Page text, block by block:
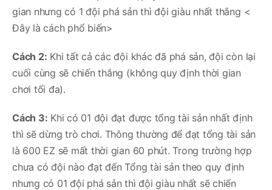
gian nhưng có 1 đội phá sản thì đội giàu nhất thắng <
Đây là cách phổ biến>
Cách 2: Khi tất cả các đội khác đã phá sản, đội còn lại
cuối cùng sẽ chiến thắng (không quy định thời gian
chơi tối đa).
Cách 3: Khi có 01 đội đạt được tổng tài sản nhất định
thì sẽ dừng trò chơi. Thông thường để đạt tổng tài sản
là 600 EZ sẽ mất thời gian 60 phút. Trong trường hợp
chưa có đội nào đạt đến Tổng tài sản theo quy định
nhưng có 01 đội phá sản thì đội giàu nhất sẽ chiến